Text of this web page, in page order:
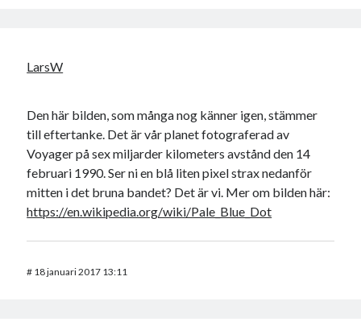
LarsW
Den här bilden, som många nog känner igen, stämmer
till eftertanke. Det är vår planet fotograferad av
Voyager på sex miljarder kilometers avstånd den 14
februari 1990. Ser ni en blå liten pixel strax nedanför
mitten i det bruna bandet? Det är vi. Mer om bilden här:
https://en.wikipedia.org/wiki/Pale_Blue_Dot
# 18 januari 2017 13:11